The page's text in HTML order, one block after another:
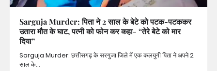
Sarguja Murder: पिता ने 2 साल के बेटे को पटक-पटककर
उतारा मौत के घाट, पत्नी को फोन कर कहा- “तेरे बेटे को मार
दिया”
Sarguja Murder: छत्तीसगढ़ के सरगुजा जिले में एक कलयुगी पिता ने अपने 2
साल के…